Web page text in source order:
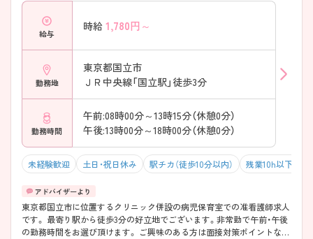
給与
時給 1,780円～
勤務地
東京都国立市
ＪＲ中央線「国立駅」徒歩3分
勤務時間
午前:08時00分～13時15分（休憩0分）
午後:13時00分～18時00分（休憩0分）
未経験歓迎 土日・祝日休み 駅チカ（徒歩10分以内） 残業10h以下（ほ
東京都国立市に位置するクリニック併設の病児保育室での准看護師求人
です。 最寄り駅から徒歩3分の好立地でございます。非常勤で午前・午後
の勤務時間をお選び頂けます。 ご興味のある方は面接対策ポイントなど